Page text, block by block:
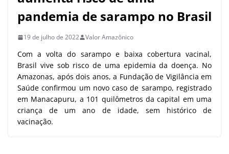
pandemia de sarampo no Brasil
19 de julho de 2022 Valor Amazônico
Com a volta do sarampo e baixa cobertura vacinal,
Brasil vive sob risco de uma epidemia da doença. No
Amazonas, após dois anos, a Fundação de Vigilância em
Saúde confirmou um novo caso de sarampo, registrado
em Manacapuru, a 101 quilômetros da capital em uma
criança de um ano de idade, sem histórico de
vacinação.